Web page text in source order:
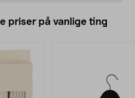
priser på vanlige ting